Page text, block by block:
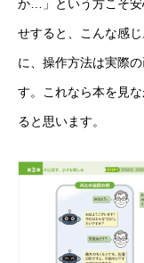
か…」という方こそ安
せすると、こんな感
に、操作方法は実際
す。これなら本を見
ると思います。